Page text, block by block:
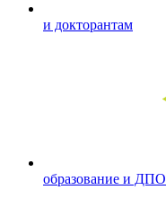
и докторантам
образование и ДПО